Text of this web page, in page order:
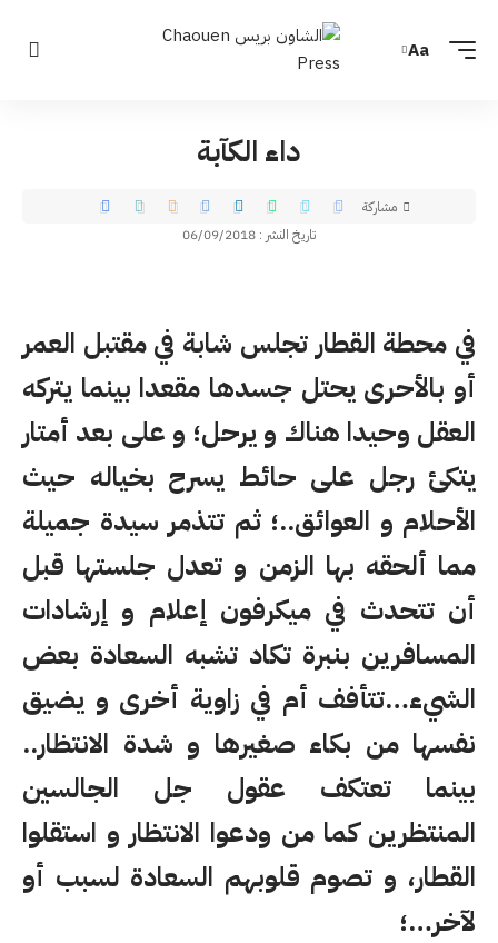
Aa
داء الكآبة
تاريخ النشر : 06/09/2018
مشاركة
في محطة القطار تجلس شابة في مقتبل العمر
أو بالأحرى يحتل جسدها مقعدا بينما يتركه
العقل وحيدا هناك و يرحل؛ و على بعد أمتار
يتكئ رجل على حائط يسرح بخياله حيث
الأحلام و العوائق..؛ ثم تتذمر سيدة جميلة
مما ألحقه بها الزمن و تعدل جلستها قبل
أن تتحدث في ميكرفون إعلام و إرشادات
المسافرين بنبرة تكاد تشبه السعادة بعض
الشيء…تتأفف أم في زاوية أخرى و يضيق
نفسها من بكاء صغيرها و شدة الانتظار..
بينما تعتكف عقول جل الجالسين
المنتظرين كما من ودعوا الانتظار و استقلوا
القطار، و تصوم قلوبهم السعادة لسبب أو
لآخر…؛